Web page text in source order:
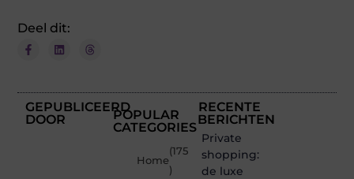
Deel dit:
GEPUBLICEERD
DOOR
POPULAR
CATEGORIES
Home
(175
)
RECENTE
BERICHTEN
Private
shopping:
de luxe